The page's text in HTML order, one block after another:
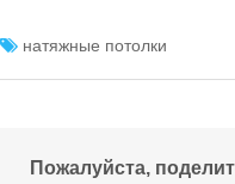
натяжные потолки
Пожалуйста,